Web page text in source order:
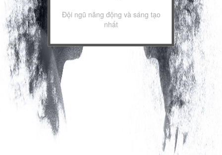
Đội ngũ năng động và sáng tạo
nhất